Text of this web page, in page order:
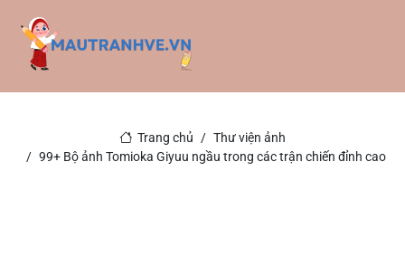
Trang chủ
Thư viện ảnh
99+ Bộ ảnh Tomioka Giyuu ngầu trong các trận chiến đỉnh cao